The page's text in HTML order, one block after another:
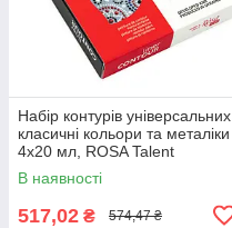
Набір контурів універсальних
класичні кольори та металіки
4х20 мл, ROSA Talent
В наявності
517,02 ₴ 574,47 ₴